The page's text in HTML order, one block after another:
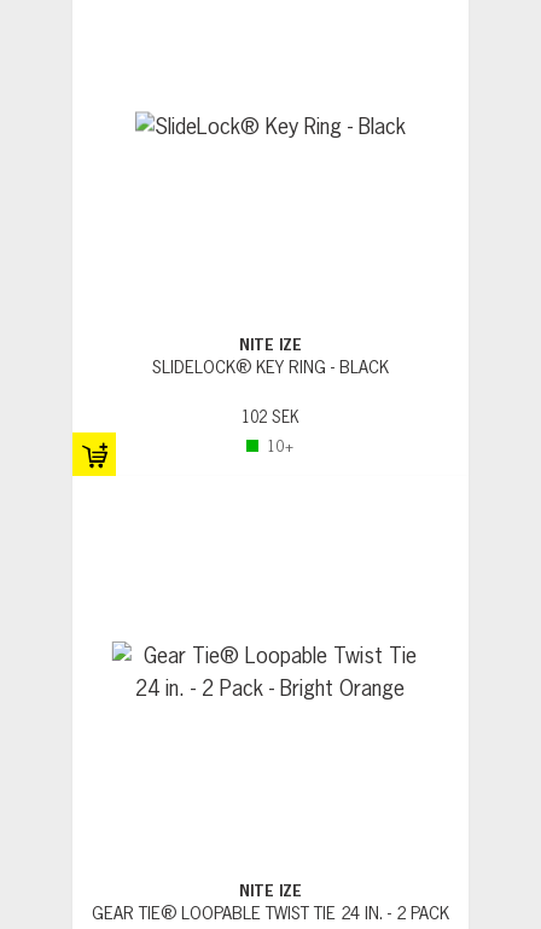
NITE IZE
SLIDELOCK® KEY RING - BLACK
102 SEK
10+
NITE IZE
GEAR TIE® LOOPABLE TWIST TIE 24 IN. - 2 PACK